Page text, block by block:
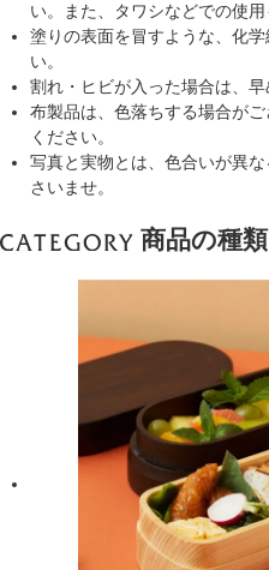
い。また、タワシなどでの使用
塗りの表面を冒すような、化
い。
割れ・ヒビが入った場合は、
布製品は、色落ちする場合が
ください。
写真と実物とは、色合いが異
さいませ。
商品の種類